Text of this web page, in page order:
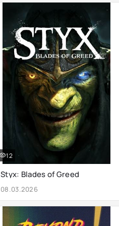
Styx: Blades of Greed
08.03.2026
12